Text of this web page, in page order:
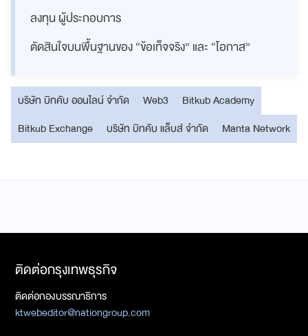
ลงทุน ผู้ประกอบการ
ตัดสินใจบนพื้นฐานของ “ข้อเท็จจริง” และ “โอกาส”
บริษัท บิทคับ ออนไลน์ จำกัด Web3
Bitkub Academy
Bitkub Exchange
บริษัท บิทคับ แล็บส์ จำกัด Manta Network
ติดต่อกรุงเทพธุรกิจ
ติดต่อกองบรรณาธิการ
ktwebeditor@nationgroup.com